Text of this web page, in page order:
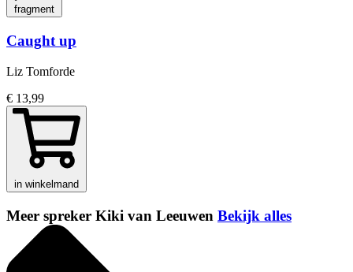
fragment
Caught up
Liz Tomforde
€ 13,99
in winkelmand
Meer spreker Kiki van Leeuwen Bekijk alles